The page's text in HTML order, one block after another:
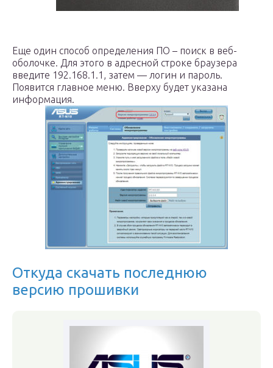
Еще один способ определения ПО – поиск в веб-
оболочке. Для этого в адресной строке браузера
введите 192.168.1.1, затем — логин и пароль.
Появится главное меню. Вверху будет указана
информация.
Откуда скачать последнюю
версию прошивки